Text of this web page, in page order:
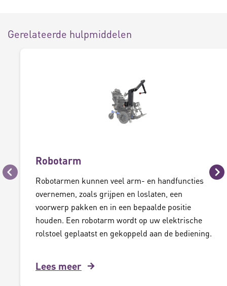
Gerelateerde hulpmiddelen
Vorige
Robotarm
Robotarmen kunnen veel arm- en handfuncties
overnemen, zoals grijpen en loslaten, een
voorwerp pakken en in een bepaalde positie
houden. Een robotarm wordt op uw elektrische
rolstoel geplaatst en gekoppeld aan de bediening.
Lees meer